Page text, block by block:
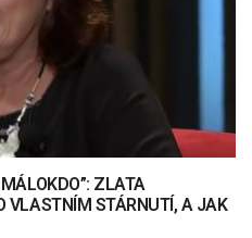
ZLATA
VLASTNÍM STÁRNUTÍ, A JAK